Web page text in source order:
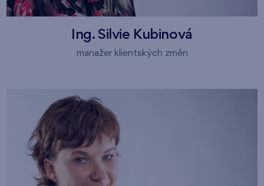
Ing. Silvie Kubinová
manažer klientských změn